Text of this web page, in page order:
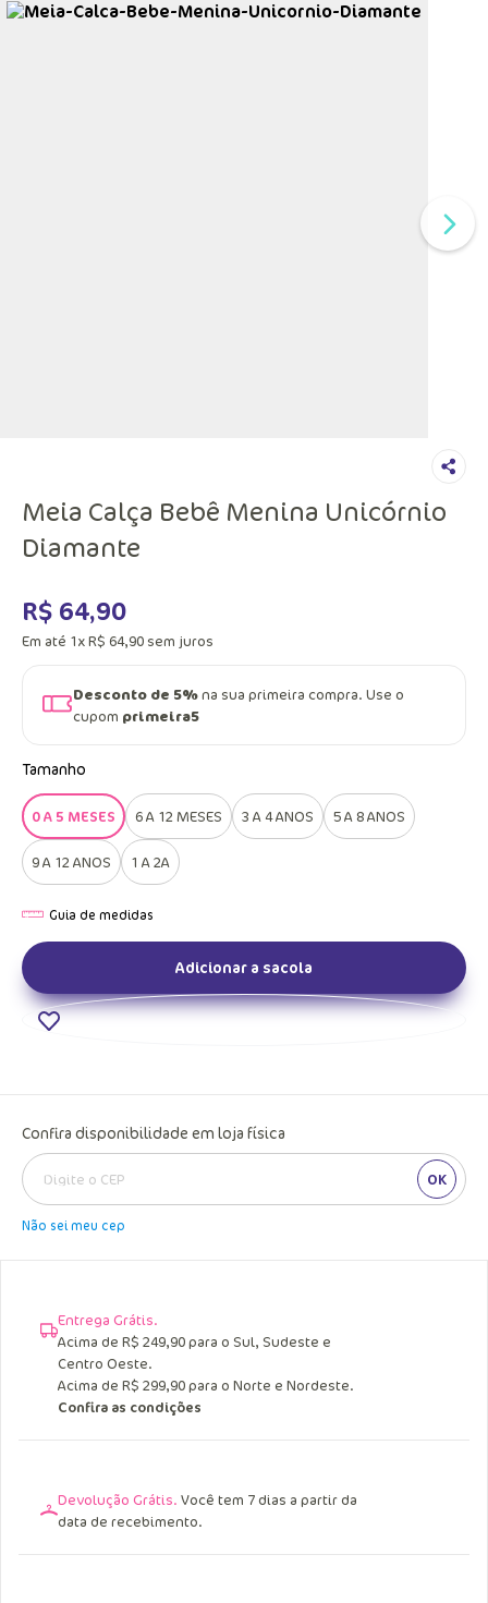
Meia Calça Bebê Menina Unicórnio
Diamante
R$ 64,90
Em até 1xR$ 64,90 sem juros
Desconto de 5%na sua primeira compra. Use o
cupom primeira5
Tamanho
0 A 5 MESES 6 A 12 MESES 3 A 4 ANOS 5 A 8 ANOS
9 A 12 ANOS 1 A 2A
Adicionar a sacola
Confira disponibilidade em loja física
OK
Não sei meu cep
Entrega Grátis.
Acima de R$ 249,90 para o Sul, Sudeste e
Centro Oeste.
Acima de R$ 299,90 para o Norte e Nordeste.
Confira as condições
Devolução Grátis. Você tem 7 dias a partir da
data de recebimento.